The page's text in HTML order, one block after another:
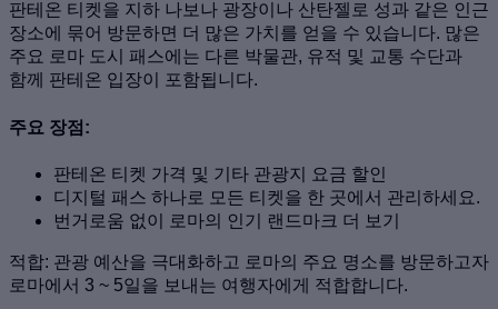
판테온 티켓을 지하 나보나 광장이나 산탄젤로 성과 같은 인근
장소에 묶어 방문하면 더 많은 가치를 얻을 수 있습니다. 많은
주요 로마 도시 패스에는 다른 박물관, 유적 및 교통 수단과
함께 판테온 입장이 포함됩니다.
주요 장점:
판테온 티켓 가격 및 기타 관광지 요금 할인
디지털 패스 하나로 모든 티켓을 한 곳에서 관리하세요.
번거로움 없이 로마의 인기 랜드마크 더 보기
적합: 관광 예산을 극대화하고 로마의 주요 명소를 방문하고자
로마에서 3 ~ 5일을 보내는 여행자에게 적합합니다.